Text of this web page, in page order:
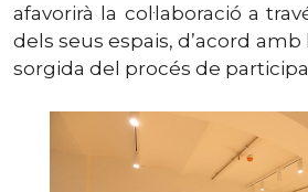
afavorirà la col·laboració a
dels seus espais, d’acord amb
sorgida del procés de